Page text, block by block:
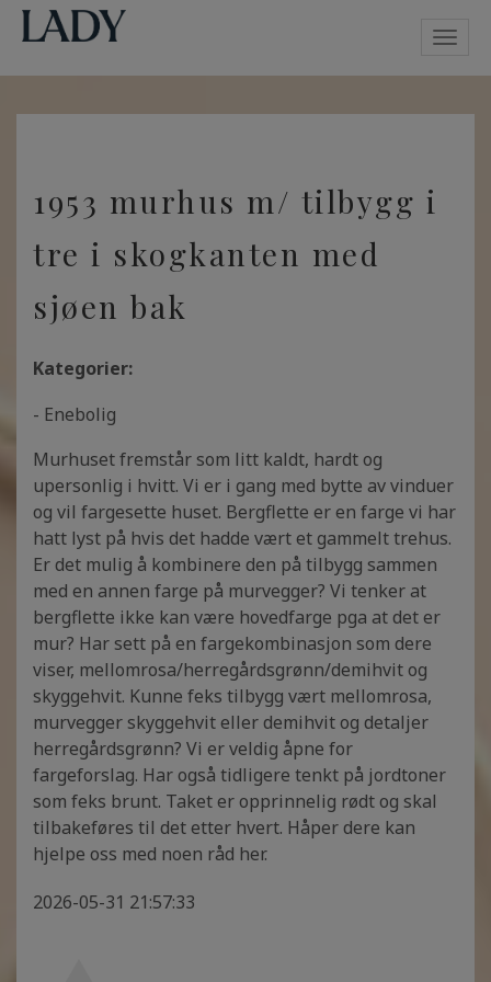
1953 murhus m/ tilbygg i
tre i skogkanten med
sjøen bak
Kategorier:
- Enebolig
Murhuset fremstår som litt kaldt, hardt og
upersonlig i hvitt. Vi er i gang med bytte av vinduer
og vil fargesette huset. Bergflette er en farge vi har
hatt lyst på hvis det hadde vært et gammelt trehus.
Er det mulig å kombinere den på tilbygg sammen
med en annen farge på murvegger? Vi tenker at
bergflette ikke kan være hovedfarge pga at det er
mur? Har sett på en fargekombinasjon som dere
viser, mellomrosa/herregårdsgrønn/demihvit og
skyggehvit. Kunne feks tilbygg vært mellomrosa,
murvegger skyggehvit eller demihvit og detaljer
herregårdsgrønn? Vi er veldig åpne for
fargeforslag. Har også tidligere tenkt på jordtoner
som feks brunt. Taket er opprinnelig rødt og skal
tilbakeføres til det etter hvert. Håper dere kan
hjelpe oss med noen råd her.
2026-05-31 21:57:33